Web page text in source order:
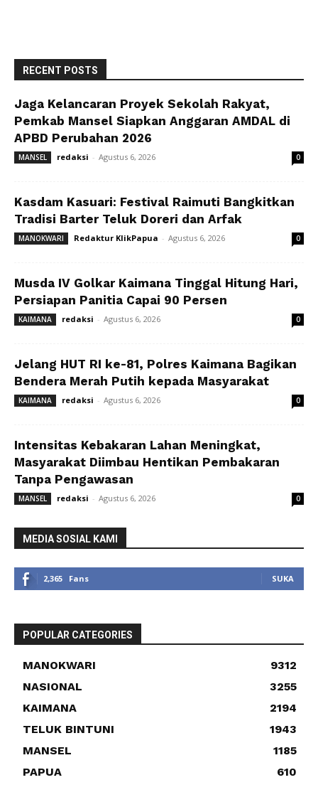
RECENT POSTS
Jaga Kelancaran Proyek Sekolah Rakyat,
Pemkab Mansel Siapkan Anggaran AMDAL di
APBD Perubahan 2026
MANSEL redaksi - Agustus 6, 2026 0
Kasdam Kasuari: Festival Raimuti Bangkitkan
Tradisi Barter Teluk Doreri dan Arfak
MANOKWARI Redaktur KlikPapua - Agustus 6, 2026 0
Musda IV Golkar Kaimana Tinggal Hitung Hari,
Persiapan Panitia Capai 90 Persen
KAIMANA redaksi - Agustus 6, 2026 0
Jelang HUT RI ke-81, Polres Kaimana Bagikan
Bendera Merah Putih kepada Masyarakat
KAIMANA redaksi - Agustus 6, 2026 0
Intensitas Kebakaran Lahan Meningkat,
Masyarakat Diimbau Hentikan Pembakaran
Tanpa Pengawasan
MANSEL redaksi - Agustus 6, 2026 0
MEDIA SOSIAL KAMI
2,365 Fans SUKA
POPULAR CATEGORIES
MANOKWARI
9312
NASIONAL
3255
KAIMANA
2194
TELUK BINTUNI
1943
MANSEL
1185
PAPUA
610